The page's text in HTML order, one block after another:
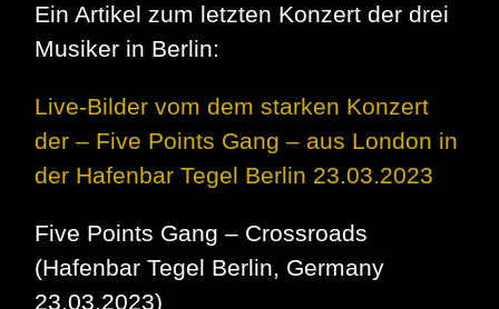
Ein Artikel zum letzten Konzert der drei
Musiker in Berlin:
Live-Bilder vom dem starken Konzert
der – Five Points Gang – aus London in
der Hafenbar Tegel Berlin 23.03.2023
Five Points Gang – Crossroads
(Hafenbar Tegel Berlin, Germany
23.03.2023)